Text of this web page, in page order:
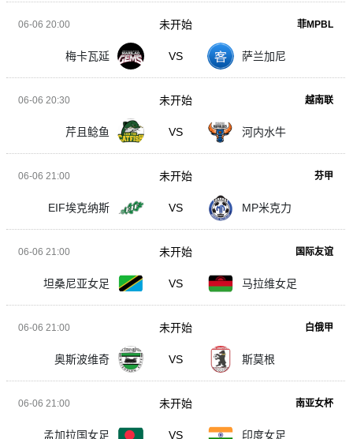
06-06 20:00 菲MPBL
梅卡瓦延 VS 萨兰加尼
未开始
06-06 20:30 越南联
芹且鲶鱼 VS 河内水牛
未开始
06-06 21:00 芬甲
EIF埃克纳斯 VS MP米克力
未开始
06-06 21:00 国际友谊
坦桑尼亚女足 VS 马拉维女足
未开始
06-06 21:00 白俄甲
奥斯波维奇 VS 斯莫根
未开始
06-06 21:00 南亚女杯
孟加拉国女足 VS 印度女足
未开始